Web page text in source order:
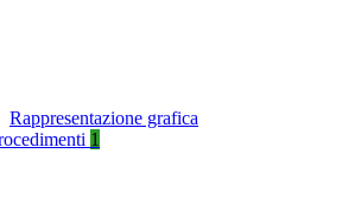
Rappresentazione grafica
1